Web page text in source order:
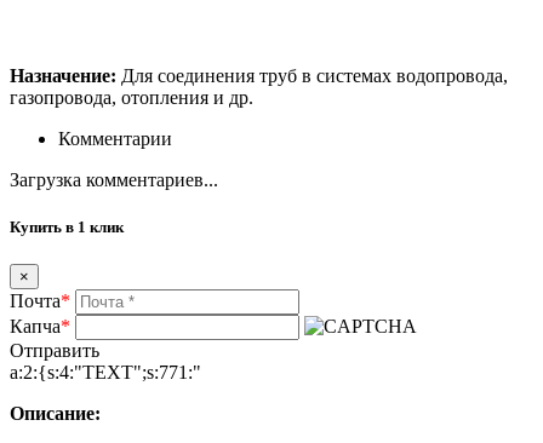
Назначение: Для соединения труб в системах водопровода,
газопровода, отопления и др.
Комментарии
Загрузка комментариев...
Купить в 1 клик
×
Почта*
Капча*
Отправить
a:2:{s:4:"TEXT";s:771:"
Описание: